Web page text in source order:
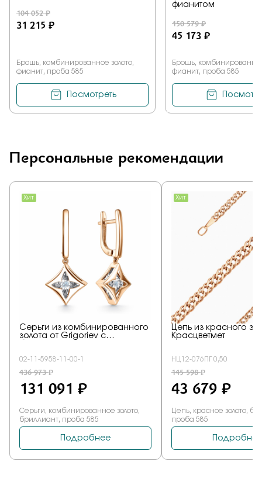
104 052 ₽
31 215 ₽
Брошь, комбинированное золото,
фианит, проба 585
Посмотреть
фианитом
150 579 ₽
45 173 ₽
Брошь, комбинированное
фианит, проба 585
Персональные рекомендации